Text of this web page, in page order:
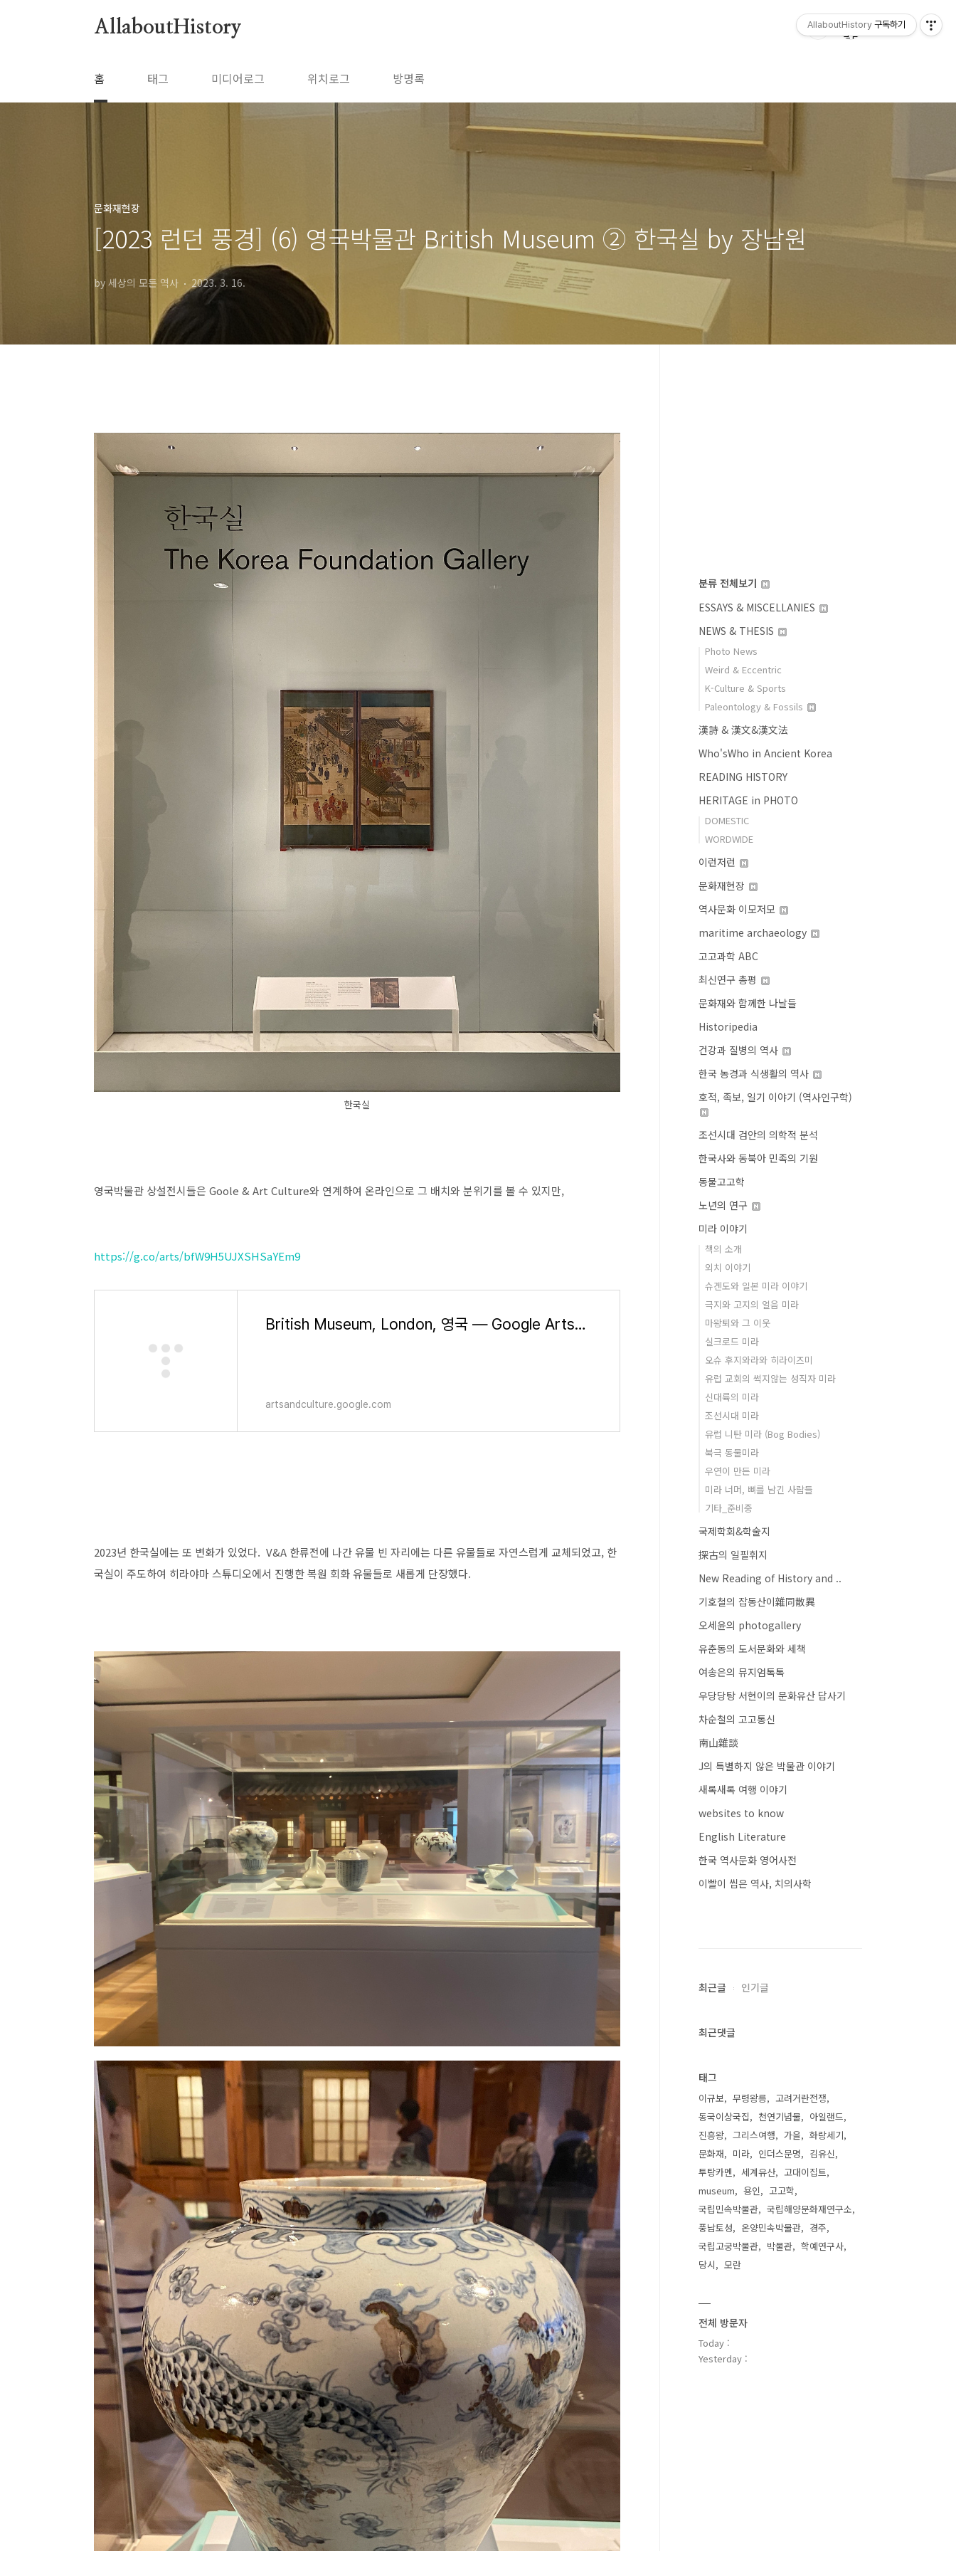
AllaboutHistory
홈 태그 미디어로그 위치로그 방명록
문화재현장
[2023 런던 풍경] (6) 영국박물관 British Museum ② 한국실 by 장남원
by 세상의 모든 역사 2023. 3. 16.
한국실
영국박물관 상설전시들은 Goole & Art Culture와 연계하여 온라인으로 그 배치와 분위기를 볼 수 있지만,
https://g.co/arts/bfW9H5UJXSHSaYEm9
British Museum, London, 영국 — Google Arts & Culture
artsandculture.google.com
2023년 한국실에는 또 변화가 있었다. V&A 한류전에 나간 유물 빈 자리에는 다른 유물들로 자연스럽게 교체되었고, 한
국실이 주도하여 히라야마 스튜디오에서 진행한 복원 회화 유물들로 새롭게 단장했다.
분류 전체보기
ESSAYS & MISCELLANIES
NEWS & THESIS
Photo News
Weird & Eccentric
K-Culture & Sports
Paleontology & Fossils
漢詩 & 漢文&漢文法
Who'sWho in Ancient Korea
READING HISTORY
HERITAGE in PHOTO
DOMESTIC
WORDWIDE
이런저런
문화재현장
역사문화 이모저모
maritime archaeology
고고과학 ABC
최신연구 총평
문화재와 함께한 나날들
Historipedia
건강과 질병의 역사
한국 농경과 식생활의 역사
호적, 족보, 일기 이야기 (역사인구학)
조선시대 검안의 의학적 분석
한국사와 동북아 민족의 기원
동물고고학
노년의 연구
미라 이야기
책의 소개
외치 이야기
슈겐도와 일본 미라 이야기
극지와 고지의 얼음 미라
마왕퇴와 그 이웃
실크로드 미라
오슈 후지와라와 히라이즈미
유럽 교회의 썩지않는 성직자 미라
신대륙의 미라
조선시대 미라
유럽 니탄 미라 (Bog Bodies)
북극 동물미라
우연이 만든 미라
미라 너머, 뼈를 남긴 사람들
기타_준비중
국제학회&학술지
探古의 일필휘지
New Reading of History and ..
기호철의 잡동산이雜同散異
오세윤의 photogallery
유춘동의 도서문화와 세책
여송은의 뮤지엄톡톡
우당당탕 서현이의 문화유산 답사기
차순철의 고고통신
南山雜談
J의 특별하지 않은 박물관 이야기
새록새록 여행 이야기
websites to know
English Literature
한국 역사문화 영어사전
이빨이 씹은 역사, 치의사학
최근글 인기글
최근댓글
태그
이규보 무령왕릉
고려거란전쟁
동국이상국집
천연기념물
아일랜드
진흥왕
그리스여행 가을
화랑세기
문화재
미라 인더스문명
김유신
투탕카멘
세계유산
고대이집트
museum
용인
고고학
국립민속박물관
국립해양문화재연구소
풍납토성
온양민속박물관
경주
국립고궁박물관
박물관
학예연구사
당시
모란
전체 방문자
Today :
Yesterday :
AllaboutHistory 구독하기